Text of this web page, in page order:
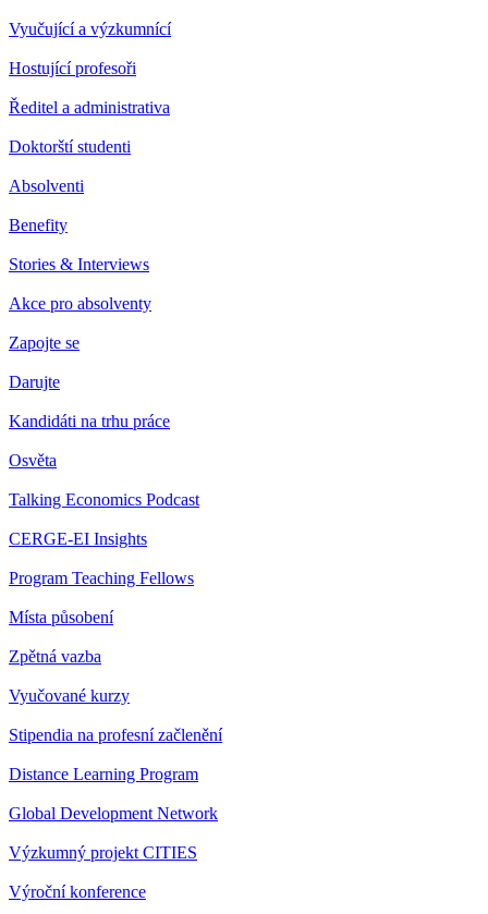
Vyučující a výzkumnící
Hostující profesoři
Ředitel a administrativa
Doktorští studenti
Absolventi
Benefity
Stories & Interviews
Akce pro absolventy
Zapojte se
Darujte
Kandidáti na trhu práce
Osvěta
Talking Economics Podcast
CERGE-EI Insights
Program Teaching Fellows
Místa působení
Zpětná vazba
Vyučované kurzy
Stipendia na profesní začlenění
Distance Learning Program
Global Development Network
Výzkumný projekt CITIES
Výroční konference